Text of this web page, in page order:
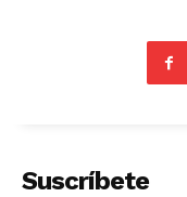
Suscríbete